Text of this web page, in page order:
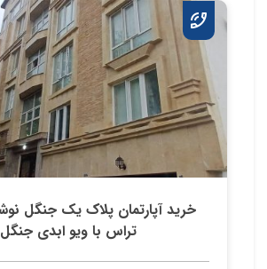
تراس با ویو ابدی جنگل